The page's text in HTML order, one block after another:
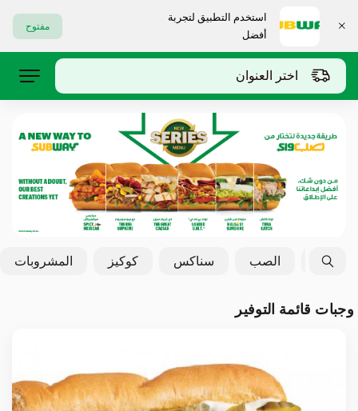
استخدم التطبيق لتجربة
أفضل
مفتوح
اختر العنوان
ميلت الصب سناكس كوكيز المشروبات
وجبات قائمة التوفير